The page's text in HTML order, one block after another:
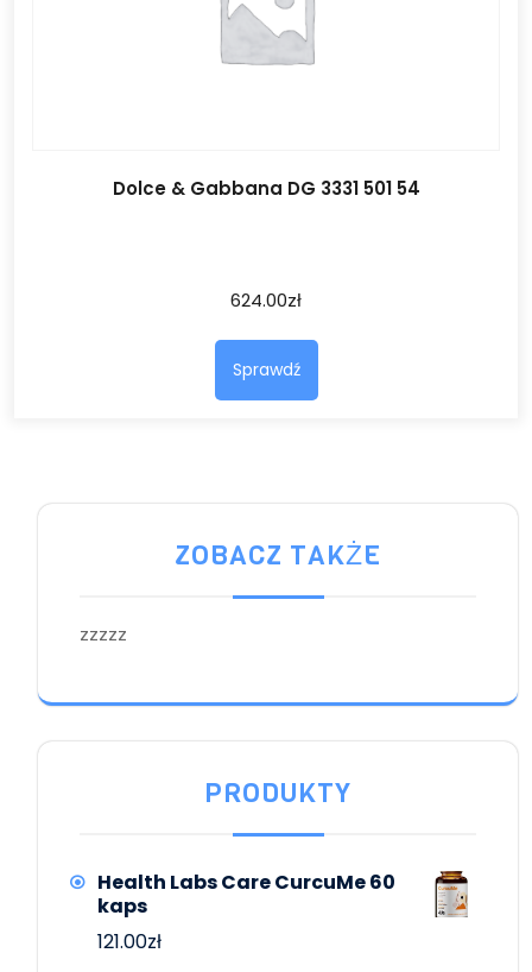
Dolce & Gabbana DG 3331 501 54
624.00zł
Sprawdź
ZOBACZ TAKŻE
zzzzz
PRODUKTY
Health Labs Care CurcuMe 60
kaps
121.00zł